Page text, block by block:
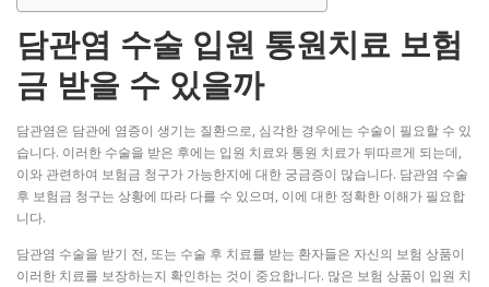
담관염 수술 입원 통원치료 보험
금 받을 수 있을까
담관염은 담관에 염증이 생기는 질환으로, 심각한 경우에는 수술이 필요할 수 있
습니다. 이러한 수술을 받은 후에는 입원 치료와 통원 치료가 뒤따르게 되는데,
이와 관련하여 보험금 청구가 가능한지에 대한 궁금증이 많습니다. 담관염 수술
후 보험금 청구는 상황에 따라 다를 수 있으며, 이에 대한 정확한 이해가 필요합
니다.
담관염 수술을 받기 전, 또는 수술 후 치료를 받는 환자들은 자신의 보험 상품이
이러한 치료를 보장하는지 확인하는 것이 중요합니다. 많은 보험 상품이 입원 치